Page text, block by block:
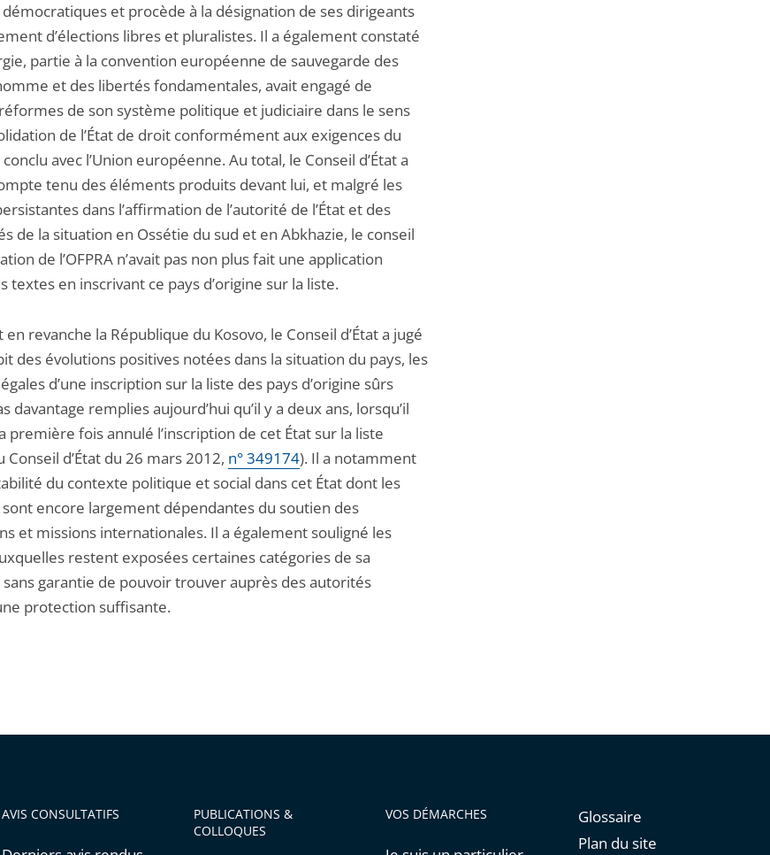
et procède à la désignation de ses dirigeants
d’élections libres et pluralistes. Il a également constaté
partie à la convention européenne de sauvegarde des
et des libertés fondamentales, avait engagé de
de son système politique et judiciaire dans le sens
de l’État de droit conformément aux exigences du
avec l’Union européenne. Au total, le Conseil d’État a
tenu des éléments produits devant lui, et malgré les
dans l’affirmation de l’autorité de l’État et des
de la situation en Ossétie du sud et en Abkhazie, le conseil
de l’OFPRA n’avait pas non plus fait une application
textes en inscrivant ce pays d’origine sur la liste.
revanche la République du Kosovo, le Conseil d’État a jugé
des évolutions positives notées dans la situation du pays, les
d’une inscription sur la liste des pays d’origine sûrs
davantage remplies aujourd’hui qu’il y a deux ans, lorsqu’il
première fois annulé l’inscription de cet État sur la liste
Conseil d’État du 26 mars 2012, n° 349174). Il a notamment
du contexte politique et social dans cet État dont les
encore largement dépendantes du soutien des
et missions internationales. Il a également souligné les
restent exposées certaines catégories de sa
garantie de pouvoir trouver auprès des autorités
protection suffisante.
AVIS CONSULTATIFS
PUBLICATIONS &
COLLOQUES
VOS DÉMARCHES
Glossaire
Plan du site